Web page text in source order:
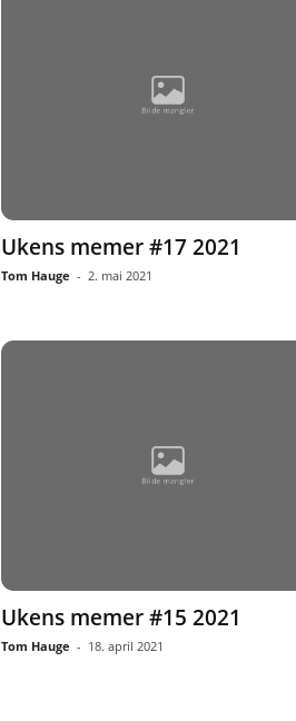
Ukens memer #17 2021
Tom Hauge - 2. mai 2021
Ukens memer #15 2021
Tom Hauge - 18. april 2021